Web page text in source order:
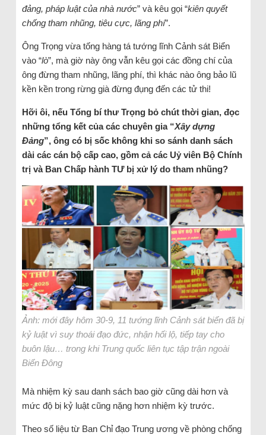
đảng, pháp luật của nhà nước” và kêu gọi “kiên quyết
chống tham nhũng, tiêu cực, lãng phí”.
Ông Trọng vừa tống hàng tá tướng lĩnh Cảnh sát Biển
vào “lò”, mà giờ này ông vẫn kêu gọi các đồng chí của
ông đừng tham nhũng, lãng phí, thì khác nào ông bảo lũ
kền kền trong rừng già đừng đụng đến các tử thi!
Hỡi ôi, nếu Tổng bí thư Trọng bỏ chút thời gian, đọc
những tổng kết của các chuyên gia “Xây dựng
Đảng”, ông có bị sốc không khi so sánh danh sách
dài các cán bộ cấp cao, gồm cả các Uỷ viên Bộ Chính
trị và Ban Chấp hành TƯ bị xử lý do tham nhũng?
Ảnh: mới đây hôm 30-9, 11 tướng lĩnh Cảnh sát biển đã bị
kỷ luật vì suy thoái đạo đức, nhận hối lộ, tiếp tay cho
buôn lậu… trong khi Trung quốc liên tục tập trận ngoài
Biển Đông
Mà nhiệm kỳ sau danh sách bao giờ cũng dài hơn và
mức độ bị kỷ luật cũng nặng hơn nhiệm kỳ trước.
Theo số liệu từ Ban Chỉ đạo Trung ương về phòng chống